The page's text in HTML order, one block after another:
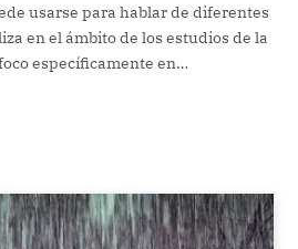
usarse para hablar de diferentes
en el ámbito de los estudios de la
específicamente en…